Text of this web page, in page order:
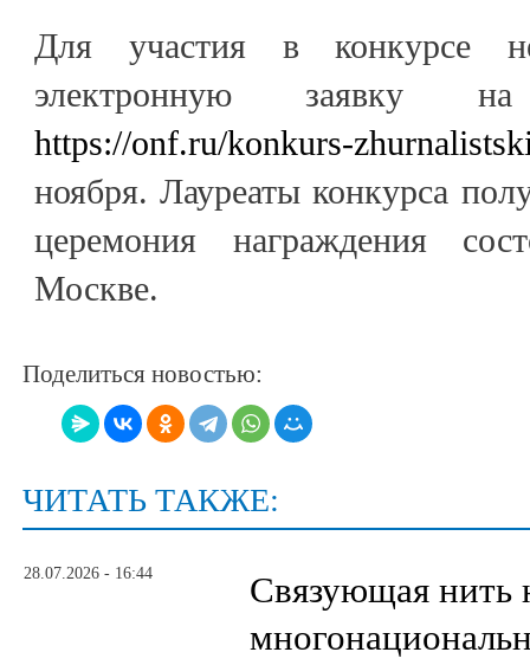
Для участия в конкурсе
электронную заявку
https://onf.ru/konkurs-
ноября. Лауреаты конкурса
церемония награждения
Москве.
Поделиться новостью:
ЧИТАТЬ ТАКЖЕ:
28.07.2026 - 16:44
Связующая нить